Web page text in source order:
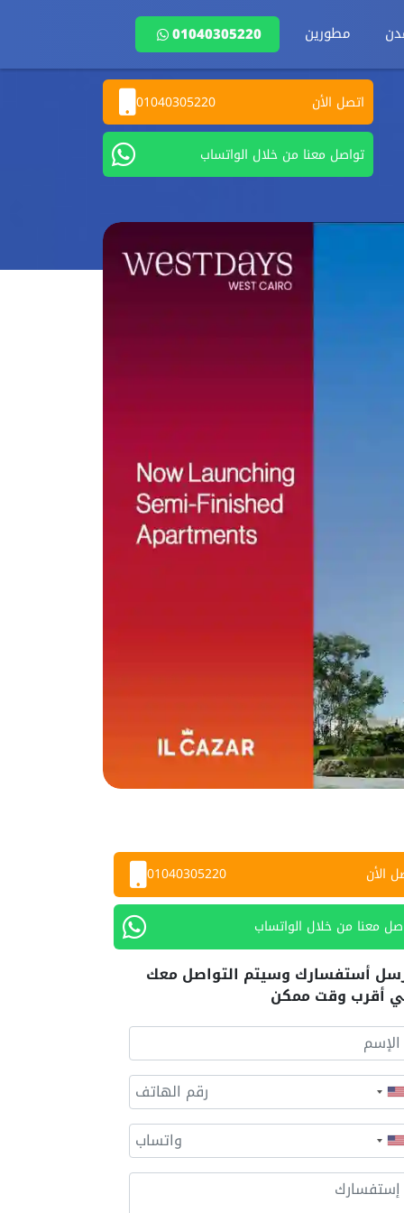
مطورين 01040305220
اتصل الأن 01040305220
تواصل معنا من خلال الواتساب
الأن 01040305220
معنا من خلال الواتساب
أستفسارك وسيتم التواصل معك
أقرب وقت ممكن